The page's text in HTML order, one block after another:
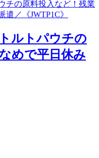
ルトパウチの
めで平日休み